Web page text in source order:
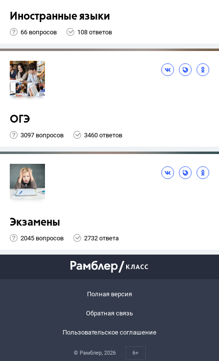
Иностранные языки
66 вопросов 108 ответов
ОГЭ
3097 вопросов 3460 ответов
Экзамены
2045 вопросов 2732 ответа
Полная версия
Обратная связь
Пользовательское соглашение
© Рамблер, 2026 6+